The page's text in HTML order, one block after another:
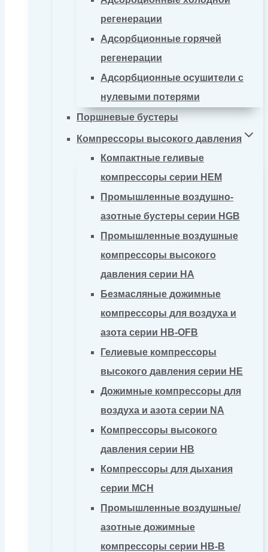
регенерации
Адсорбционные горячей
регенерации
Адсорбционные осушители с
нулевыми потерями
Поршневые бустеры
Компрессоры высокого давления
Компактные геливые
компрессоры серии HEM
Промышленные воздушно-
азотные бустеры серии HGB
Промышленные воздушные
компрессоры высокого
давления серии HA
Безмасляные дожимные
компрессоры для воздуха и
азота серии HB-OFB
Гелиевые компрессоры
высокого давления серии HE
Дожимные компрессоры для
воздуха и азота серии NA
Компрессоры высокого
давления серии HB
Компрессоры для дыхания
серии MCH
Промышленные воздушные/
азотные дожимные
компрессоры серии HB-B